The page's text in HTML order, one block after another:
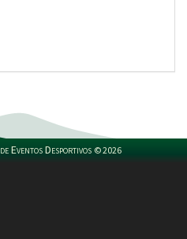
Eventos Desportivos ©2026